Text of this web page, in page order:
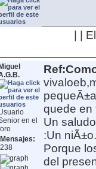
| |
Miguel
en el
Mensajes:
238
quede en
Un
:Un niÃ±o.
Porque
del